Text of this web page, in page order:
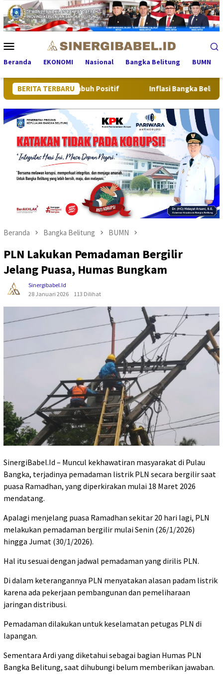
Loncat
ke
konten
Menu
Mobile
Beranda EKONOMI Nasional Bangka Belitung BUMN
BERITA TERBARU
Tumbuh Positif Inflasi Bangka Belitung di Juli
Beranda Bangka Belitung BUMN
PLN Lakukan Pemadaman Bergilir
Jelang Puasa, Humas Bungkam
Sinergibabel.id
28 Januari 2026
113 Dilihat
SinergiBabel.Id – Muncul kekhawatiran masyarakat di Pulau
Bangka, terjadinya pemadaman listrik PLN secara bergilir saat
puasa Ramadhan, yang diperkirakan mulai 18 Maret 2026
mendatang.
Apalagi menjelang puasa Ramadhan sekitar 20 hari lagi, PLN
melakukan pemadaman bergilir mulai Senin (26/1/2026)
hingga Jumat (30/1/2026).
Hal itu sesuai dengan jadwal pemadaman yang dirilis PLN.
Di dalam keterangannya PLN menyatakan alasan padam listrik
karena ada pekerjaan pembangunan dan pemeliharaan
jaringan distribusi.
Pemadaman dilakukan untuk keselamatan petugas PLN di
lapangan.
Sementara Ardi yang diketahui sebagai bagian Humas PLN
Bangka Belitung, saat dihubungi belum memberikan jawaban.